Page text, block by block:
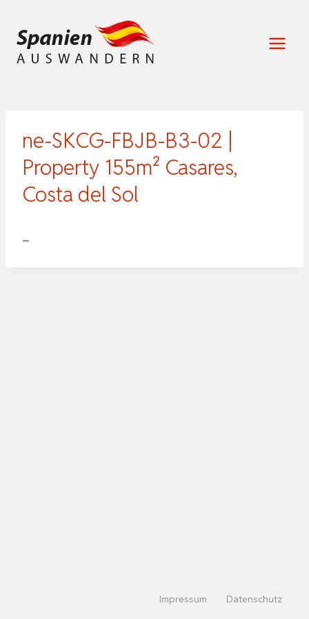
Inhalt
springen
ne-SKCG-FBJB-B3-02 |
Property 155m² Casares,
Costa del Sol
–
Impressum Datenschutz